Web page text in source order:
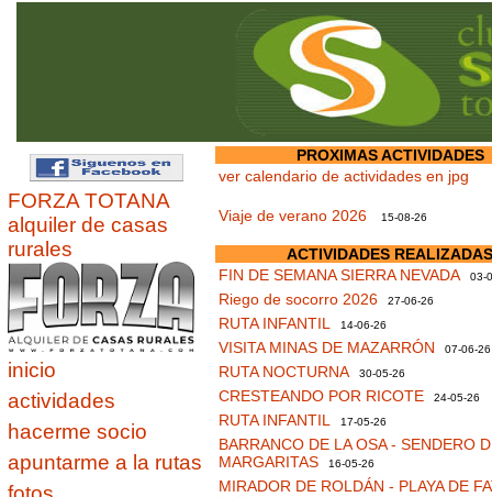
FORZA TOTANA
alquiler de casas
rurales
inicio
actividades
hacerme socio
apuntarme a la rutas
PROXIMAS ACTIVIDADES
ver calendario de actividades en jpg
Viaje de verano 2026 15-08-26
ACTIVIDADES REALIZADAS
FIN DE SEMANA SIERRA NEVADA 03-
Riego de socorro 2026 27-06-26
RUTA INFANTIL 14-06-26
VISITA MINAS DE MAZARRÓN 07-06-26
RUTA NOCTURNA 30-05-26
CRESTEANDO POR RICOTE 24-05-26
RUTA INFANTIL 17-05-26
BARRANCO DE LA OSA - SENDERO
MARGARITAS 16-05-26
MIRADOR DE ROLDÁN - PLAYA DE